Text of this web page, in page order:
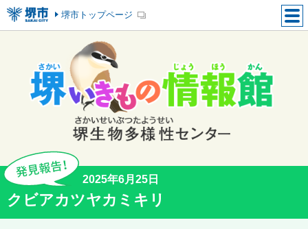
堺市トップページ
2025年6月25日
クビアカツヤカミキリ